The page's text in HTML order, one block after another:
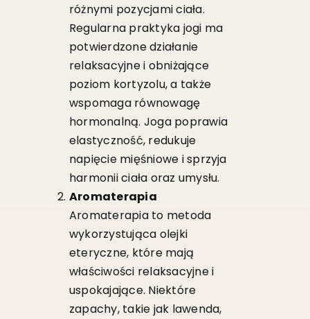
różnymi pozycjami ciała.
Regularna praktyka jogi ma
potwierdzone działanie
relaksacyjne i obniżające
poziom kortyzolu, a także
wspomaga równowagę
hormonalną. Joga poprawia
elastyczność, redukuje
napięcie mięśniowe i sprzyja
harmonii ciała oraz umysłu.
Aromaterapia
Aromaterapia to metoda
wykorzystująca olejki
eteryczne, które mają
właściwości relaksacyjne i
uspokajające. Niektóre
zapachy, takie jak lawenda,